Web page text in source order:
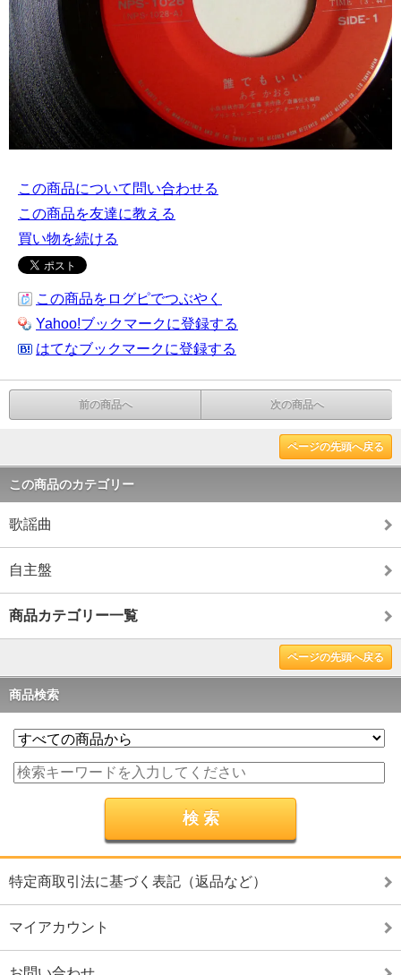
この商品について問い合わせる
この商品を友達に教える
買い物を続ける
この商品をログピでつぶやく
Yahoo!ブックマークに登録する
はてなブックマークに登録する
前の商品へ 次の商品へ
ページの先頭へ戻る
この商品のカテゴリー
歌謡曲
自主盤
商品カテゴリー一覧
ページの先頭へ戻る
商品検索
特定商取引法に基づく表記（返品など）
マイアカウント